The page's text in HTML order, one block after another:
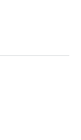
Daum, Alstom